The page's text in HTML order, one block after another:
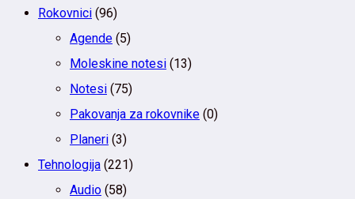
Rokovnici (96)
Agende (5)
Moleskine notesi (13)
Notesi (75)
Pakovanja za rokovnike (0)
Planeri (3)
Tehnologija (221)
Audio (58)